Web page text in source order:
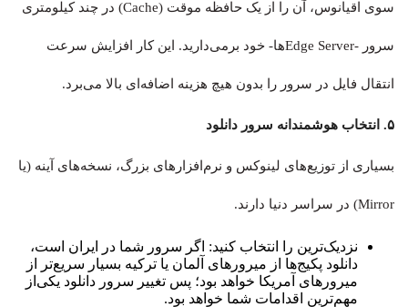
سوی اقیانوس، آن را از یک حافظه موقت (Cache) در چند کیلومتری
سرور -Edge Serverها- خود برمی‌دارید. این کار افزایش سرعت
انتقال فایل در سرور را بدون هیچ هزینه اضافه‌ای بالا می‌برد.
۵. انتخاب هوشمندانه سرور دانلود
بسیاری از توزیع‌های لینوکس و نرم‌افزارهای بزرگ، نسخه‌های آینه (یا
Mirror) در سراسر دنیا دارند.
نزدیک‌ترین را انتخاب کنید: اگر سرور شما در ایران است،
دانلود پکیج‌ها از میرورهای آلمان یا ترکیه بسیار سریع‌تر از
میرورهای آمریکا خواهد بود؛ پس تغییر سرور دانلود یکی‌از
مهم‌ترین اقدامات شما خواهد بود.